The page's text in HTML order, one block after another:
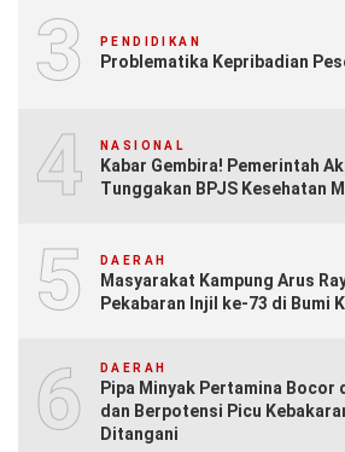
3 PENDIDIKAN
Problematika Kepribadian
4 NASIONAL
Kabar Gembira! Pemerintah
Tunggakan BPJS Kesehatan
5 DAERAH
Masyarakat Kampung Arus
Pekabaran Injil ke-73 di Bumi
6 DAERAH
Pipa Minyak Pertamina Bocor
dan Berpotensi Picu
Ditangani